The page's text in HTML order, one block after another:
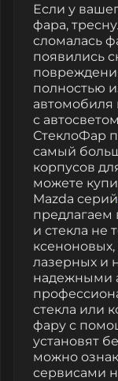
Если у
фара,
сломалась
появились
полностью
автомобиля
с
СтеклоФар
самый
корпусов
можете
Mazda серий
предлагаем
и стекла не
лазерных и
надежными
стекла или
фару с
установят
можно
сервисами